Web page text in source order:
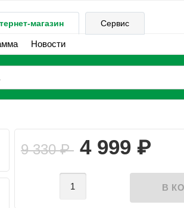
магазин Сервис
Новости
9 330₽ 4 999 ₽